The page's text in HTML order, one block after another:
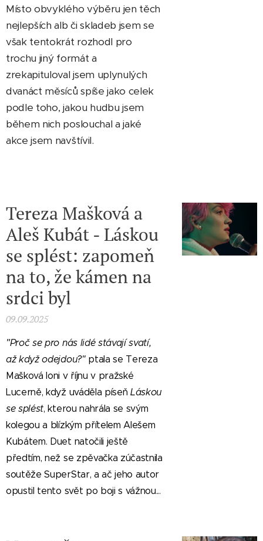
Místo obvyklého výběru jen těch
nejlepších alb či skladeb jsem se
však tentokrát rozhodl pro
trochu jiný formát a
zrekapituloval jsem uplynulých
dvanáct měsíců spíše jako celek
podle toho, jakou hudbu jsem
během nich poslouchal a jaké
akce jsem navštívil.
Tereza Mašková a
Aleš Kubát - Láskou
se splést: zapomeň
na to, že kámen na
srdci byl
09.09.2025
"Proč se pro nás lidé stávají svatí,
až když odejdou?"ptala se Tereza
Mašková loni v říjnu v pražské
Lucerně, když uváděla píseňLáskou
se splést, kterou nahrála se svým
kolegou a blízkým přítelem Alešem
Kubátem. Duet natočili ještě
předtím, než se zpěvačka zúčastnila
soutěže SuperStar, a ač jeho autor
opustil tento svět po boji s vážnou...